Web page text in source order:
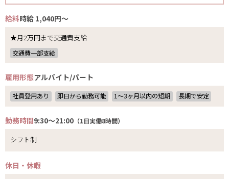
給料時給 1,040円～
★月2万円まで交通費支給
交通費一部支給
雇用形態アルバイト/パート
社員登用あり 即日から勤務可能 1〜3ヶ月以内の短期 長期で安定
勤務時間9:30～21:00 （1日実働8時間）
シフト制
休日・休暇